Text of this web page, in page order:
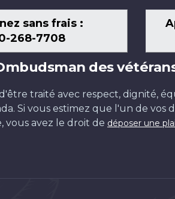
sans frais :
268-7708
des
traité avec respect, dignité,
Si vous estimez que l'un de vos
vous avez le droit de déposer une